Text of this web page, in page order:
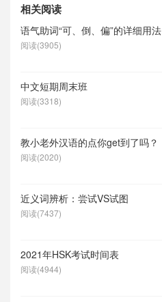
相关阅读
语气助词“可、倒、偏”的详细用法
阅读(3905)
中文短期周末班
阅读(3318)
教小老外汉语的点你get到了吗？
阅读(2020)
近义词辨析：尝试VS试图
阅读(7437)
2021年HSK考试时间表
阅读(4944)